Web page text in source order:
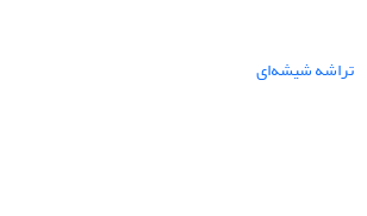
تراشه شیشه‌ای